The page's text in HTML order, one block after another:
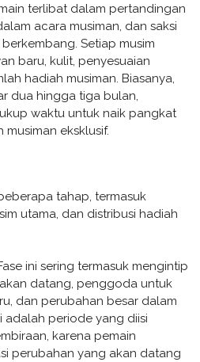
terlibat dalam pertandingan
acara musiman, dan saksi
Setiap musim
baru, kulit, penyesuaian
hadiah musiman. Biasanya,
dua hingga tiga bulan,
waktu untuk naik pangkat
eksklusif.
tahap, termasuk
utama, dan distribusi hadiah
ini sering termasuk mengintip
datang, penggoda untuk
dan perubahan besar dalam
adalah periode yang diisi
karena pemain
perubahan yang akan datang